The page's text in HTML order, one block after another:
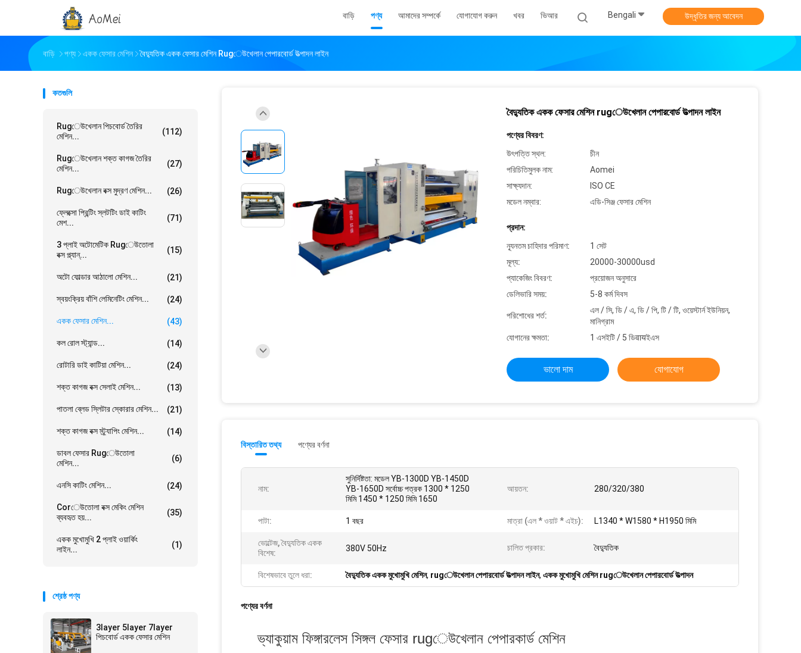
বাড়ি পণ্য আমাদের সম্পর্কে যোগাযোগ করুন খবর ভিআর Bengali উদ্ধৃতির জন্য আবেদন
বাড়ি পণ্য একক ফেসার মেশিন বৈদ্যুতিক একক ফেসার মেশিন Rugেউখেলান পেপারবোর্ড উত্পাদন লাইন
কতগুলি
Rugেউখেলান পিচবোর্ড তৈরির
মেশিন...
(112)
Rugেউখেলান শক্ত কাগজ তৈরির
মেশিন...
(27)
Rugেউখেলান বক্স মুদ্রণ মেশিন... (26)
ফ্লেক্সো প্রিন্টিং স্লটটিং ডাই কাটিং
মেশ...
(71)
3 প্লাই অটোমেটিক Rugেউতোলা
বক্স প্ল্যান্...
(15)
অটো ফোল্ডার আঠালো মেশিন... (21)
স্বয়ংক্রিয় বাঁশি লেমিনেটিং মেশিন... (24)
একক ফেসার মেশিন... (43)
কল রোল স্ট্যান্ড... (14)
রোটারি ডাই কাটিয়া মেশিন... (24)
শক্ত কাগজ বক্স সেলাই মেশিন... (13)
পাতলা ব্লেড স্লিটার স্কোরার মেশিন... (21)
শক্ত কাগজ বক্স স্ট্র্যাপিং মেশিন... (14)
ডাবল ফেসার Rugেউতোলা
মেশিন...
(6)
এনসি কাটিং মেশিন... (24)
Corেউতোলা বক্স মেকিং মেশিন
ব্যবহৃত হয়...
(35)
একক মুখোমুখি 2 প্লাই ওয়ার্কিং
লাইন...
(1)
শ্রেষ্ঠ পণ্য
3layer 5layer 7layer
পিচবোর্ড একক ফেসার মেশিন
বৈদ্যুতিক একক ফেসার মেশিন rugেউখেলান পেপারবোর্ড উত্পাদন লাইন
পণ্যের বিবরণ:
উৎপত্তি স্থল:
চীন
পরিচিতিমুলক নাম:
Aomei
সাক্ষ্যদান:
ISO CE
মডেল নম্বার:
এডি-সিঞ্জ ফেসার মেশিন
প্রদান:
ন্যূনতম চাহিদার পরিমাণ:
1 সেট
মূল্য:
20000-30000usd
প্যাকেজিং বিবরণ:
প্রয়োজন অনুসারে
ডেলিভারি সময়:
5-8 কর্ম দিবস
পরিশোধের শর্ত:
এল / সি, ডি / এ, ডি / পি, টি / টি, ওয়েস্টার্ন ইউনিয়ন,
মানিগ্রাম
যোগানের ক্ষমতা:
1 এসইটি / 5 ডিवायইএস
ভালো দাম যোগাযোগ
বিস্তারিত তথ্য পণ্যের বর্ণনা
নাম:
সুনির্দিষ্টতা: মডেল YB-1300D YB-1450D
YB-1650D সর্বোচ্চ পত্রক 1300 * 1250
মিমি 1450 * 1250 মিমি 1650
আয়তন: 280/320/380
পাটা: 1 বছর মাত্রা (এল * ওয়াট * এইচ): L1340 * W1580 * H1950 মিমি
ভোল্টেজ, বৈদ্যুতিক একক
বিশেষ:
380V 50Hz চালিত প্রকার: বৈদ্যুতিক
বিশেষভাবে তুলে ধরা: বৈদ্যুতিক একক মুখোমুখি মেশিন, rugেউখেলান পেপারবোর্ড উত্পাদন লাইন, একক মুখোমুখি মেশিন rugেউখেলান পেপারবোর্ড উত্পাদন
পণ্যের বর্ণনা
ভ্যাকুয়াম ফিঙ্গারলেস সিঙ্গল ফেসার rugেউখেলান পেপারকার্ড মেশিন